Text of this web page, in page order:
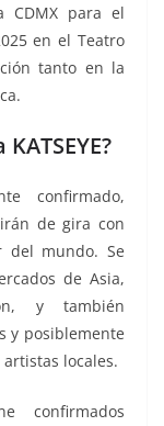
CDMX para el
en el Teatro
tanto en la
confirmado,
de gira con
del mundo. Se
de Asia,
y también
y posiblemente
locales.
confirmados